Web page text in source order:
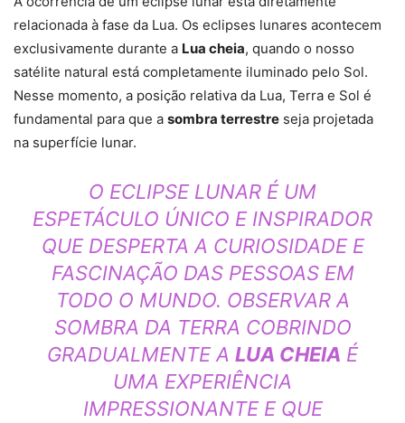
relacionada à fase da Lua. Os eclipses lunares acontecem
exclusivamente durante a Lua cheia, quando o nosso
satélite natural está completamente iluminado pelo Sol.
Nesse momento, a posição relativa da Lua, Terra e Sol é
fundamental para que a sombra terrestre seja projetada
na superfície lunar.
O ECLIPSE LUNAR É UM
ESPETÁCULO ÚNICO E INSPIRADOR
QUE DESPERTA A CURIOSIDADE E
FASCINAÇÃO DAS PESSOAS EM
TODO O MUNDO. OBSERVAR A
SOMBRA DA TERRA COBRINDO
GRADUALMENTE A LUA CHEIA É
UMA EXPERIÊNCIA
IMPRESSIONANTE E QUE